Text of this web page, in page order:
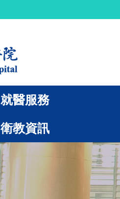
就醫服務
衛教資訊